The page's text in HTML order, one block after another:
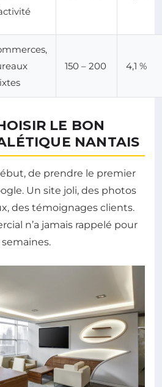
150 – 200 4,1 %
LE BON
NANTAIS
de prendre le premier
Un site joli, des photos
des témoignages clients.
n’a jamais rappelé pour